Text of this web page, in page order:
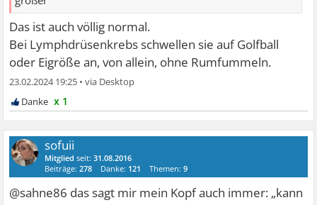
Das ist auch völlig normal.
Bei Lymphdrüsenkrebs schwellen sie auf Golfball
oder Eigröße an, von allein, ohne Rumfummeln.
23.02.2024 19:25 •
x 1
sofuii
Mitglied seit:31.08.2016
Beiträge:278 Danke: 121 Themen:9
@sahne86 das sagt mir mein Kopf auch immer: „kann